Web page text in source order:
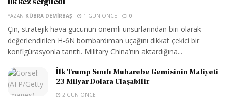
ilk kez sergiledi
YAZAN KÜBRA DEMIRBAŞ 1 GÜN ÖNCE 0
Çin, stratejik hava gücünün önemli unsurlarından biri olarak
değerlendirilen H-6N bombardıman uçağını dikkat çekici bir
konfigürasyonla tanıttı. Military China’nın aktardığına...
İlk Trump Sınıfı Muharebe Gemisinin Maliyeti
23 Milyar Dolara Ulaşabilir
2 GÜN ÖNCE